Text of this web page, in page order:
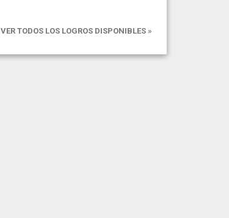
VER TODOS LOS LOGROS DISPONIBLES »